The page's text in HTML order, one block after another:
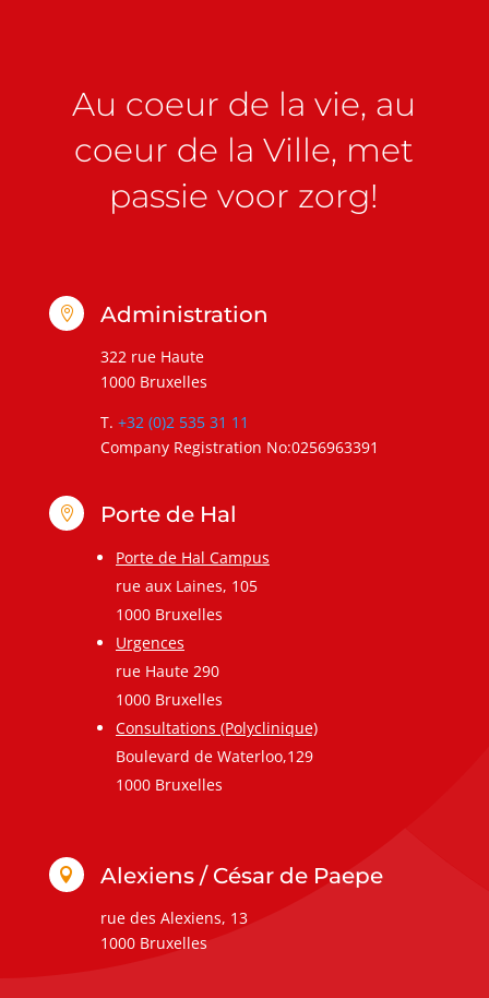
Au coeur de la vie, au
coeur de la Ville, met
passie voor zorg!
 Administration
322 rue Haute
1000 Bruxelles
T. +32 (0)2 535 31 11
Company Registration No:0256963391
 Porte de Hal
Porte de Hal Campus
rue aux Laines, 105
1000 Bruxelles
Urgences
rue Haute 290
1000 Bruxelles
Consultations (Polyclinique)
Boulevard de Waterloo,129
1000 Bruxelles
 Alexiens / César de Paepe
rue des Alexiens, 13
1000 Bruxelles